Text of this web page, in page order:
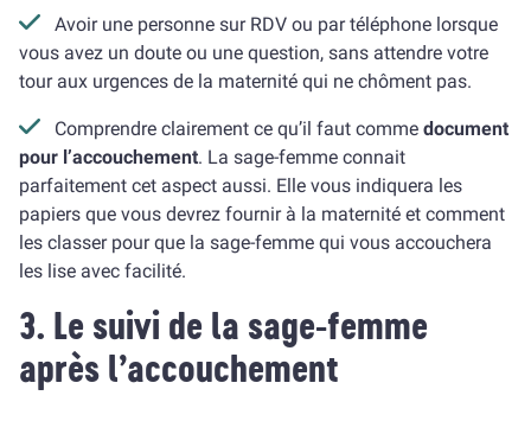
Avoir une personne sur RDV ou par téléphone lorsque
vous avez un doute ou une question, sans attendre votre
tour aux urgences de la maternité qui ne chôment pas.
Comprendre clairement ce qu’il faut comme document
pour l’accouchement. La sage-femme connait
parfaitement cet aspect aussi. Elle vous indiquera les
papiers que vous devrez fournir à la maternité et comment
les classer pour que la sage-femme qui vous accouchera
les lise avec facilité.
3. Le suivi de la sage-femme
après l’accouchement